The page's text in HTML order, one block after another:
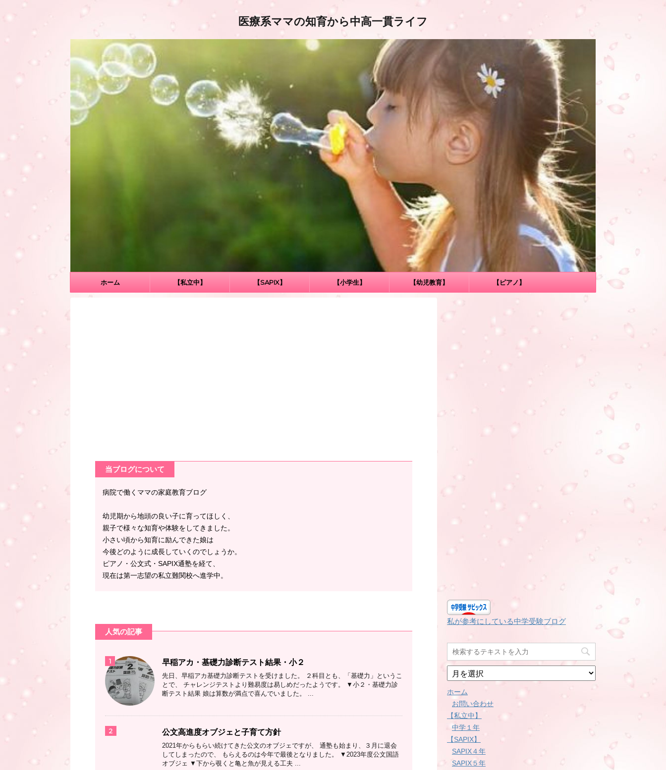
医療系ママの知育から中高一貫ライフ
ホーム 【私立中】 【SAPIX】 【小学生】 【幼児教育】 【ピアノ】
当ブログについて
病院で働くママの家庭教育ブログ
幼児期から地頭の良い子に育ってほしく、
親子で様々な知育や体験をしてきました。
小さい頃から知育に励んできた娘は
今後どのように成長していくのでしょうか。
ピアノ・公文式・SAPIX通塾を経て、
現在は第一志望の私立難関校へ進学中。
人気の記事
1 早稲アカ・基礎力診断テスト結果・小２
先日、早稲アカ基礎力診断テストを受けました。 ２科目とも、「基礎力」というこ
とで、 チャレンジテストより難易度は易しめだったようです。 ▼小２・基礎力診
断テスト結果 娘は算数が満点で喜んでいました。 ...
2 公文高進度オブジェと子育て方針
2021年からもらい続けてきた公文のオブジェですが、 通塾も始まり、３月に退会
してしまったので、 もらえるのは今年で最後となりました。 ▼2023年度公文国語
オブジェ ▼下から覗くと亀と魚が見える工夫 ...
私が参考にしている中学受験ブログ
月
別
ホーム
お問い合わせ
【私立中】
中学１年
【SAPIX】
SAPIX４年
SAPIX５年